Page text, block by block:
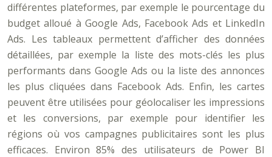
différentes plateformes, par exemple le pourcentage du
budget alloué à Google Ads, Facebook Ads et LinkedIn
Ads. Les tableaux permettent d’afficher des données
détaillées, par exemple la liste des mots-clés les plus
performants dans Google Ads ou la liste des annonces
les plus cliquées dans Facebook Ads. Enfin, les cartes
peuvent être utilisées pour géolocaliser les impressions
et les conversions, par exemple pour identifier les
régions où vos campagnes publicitaires sont les plus
efficaces. Environ 85% des utilisateurs de Power BI